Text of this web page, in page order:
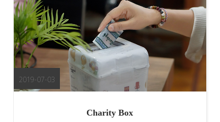
2019-07-03
Charity Box